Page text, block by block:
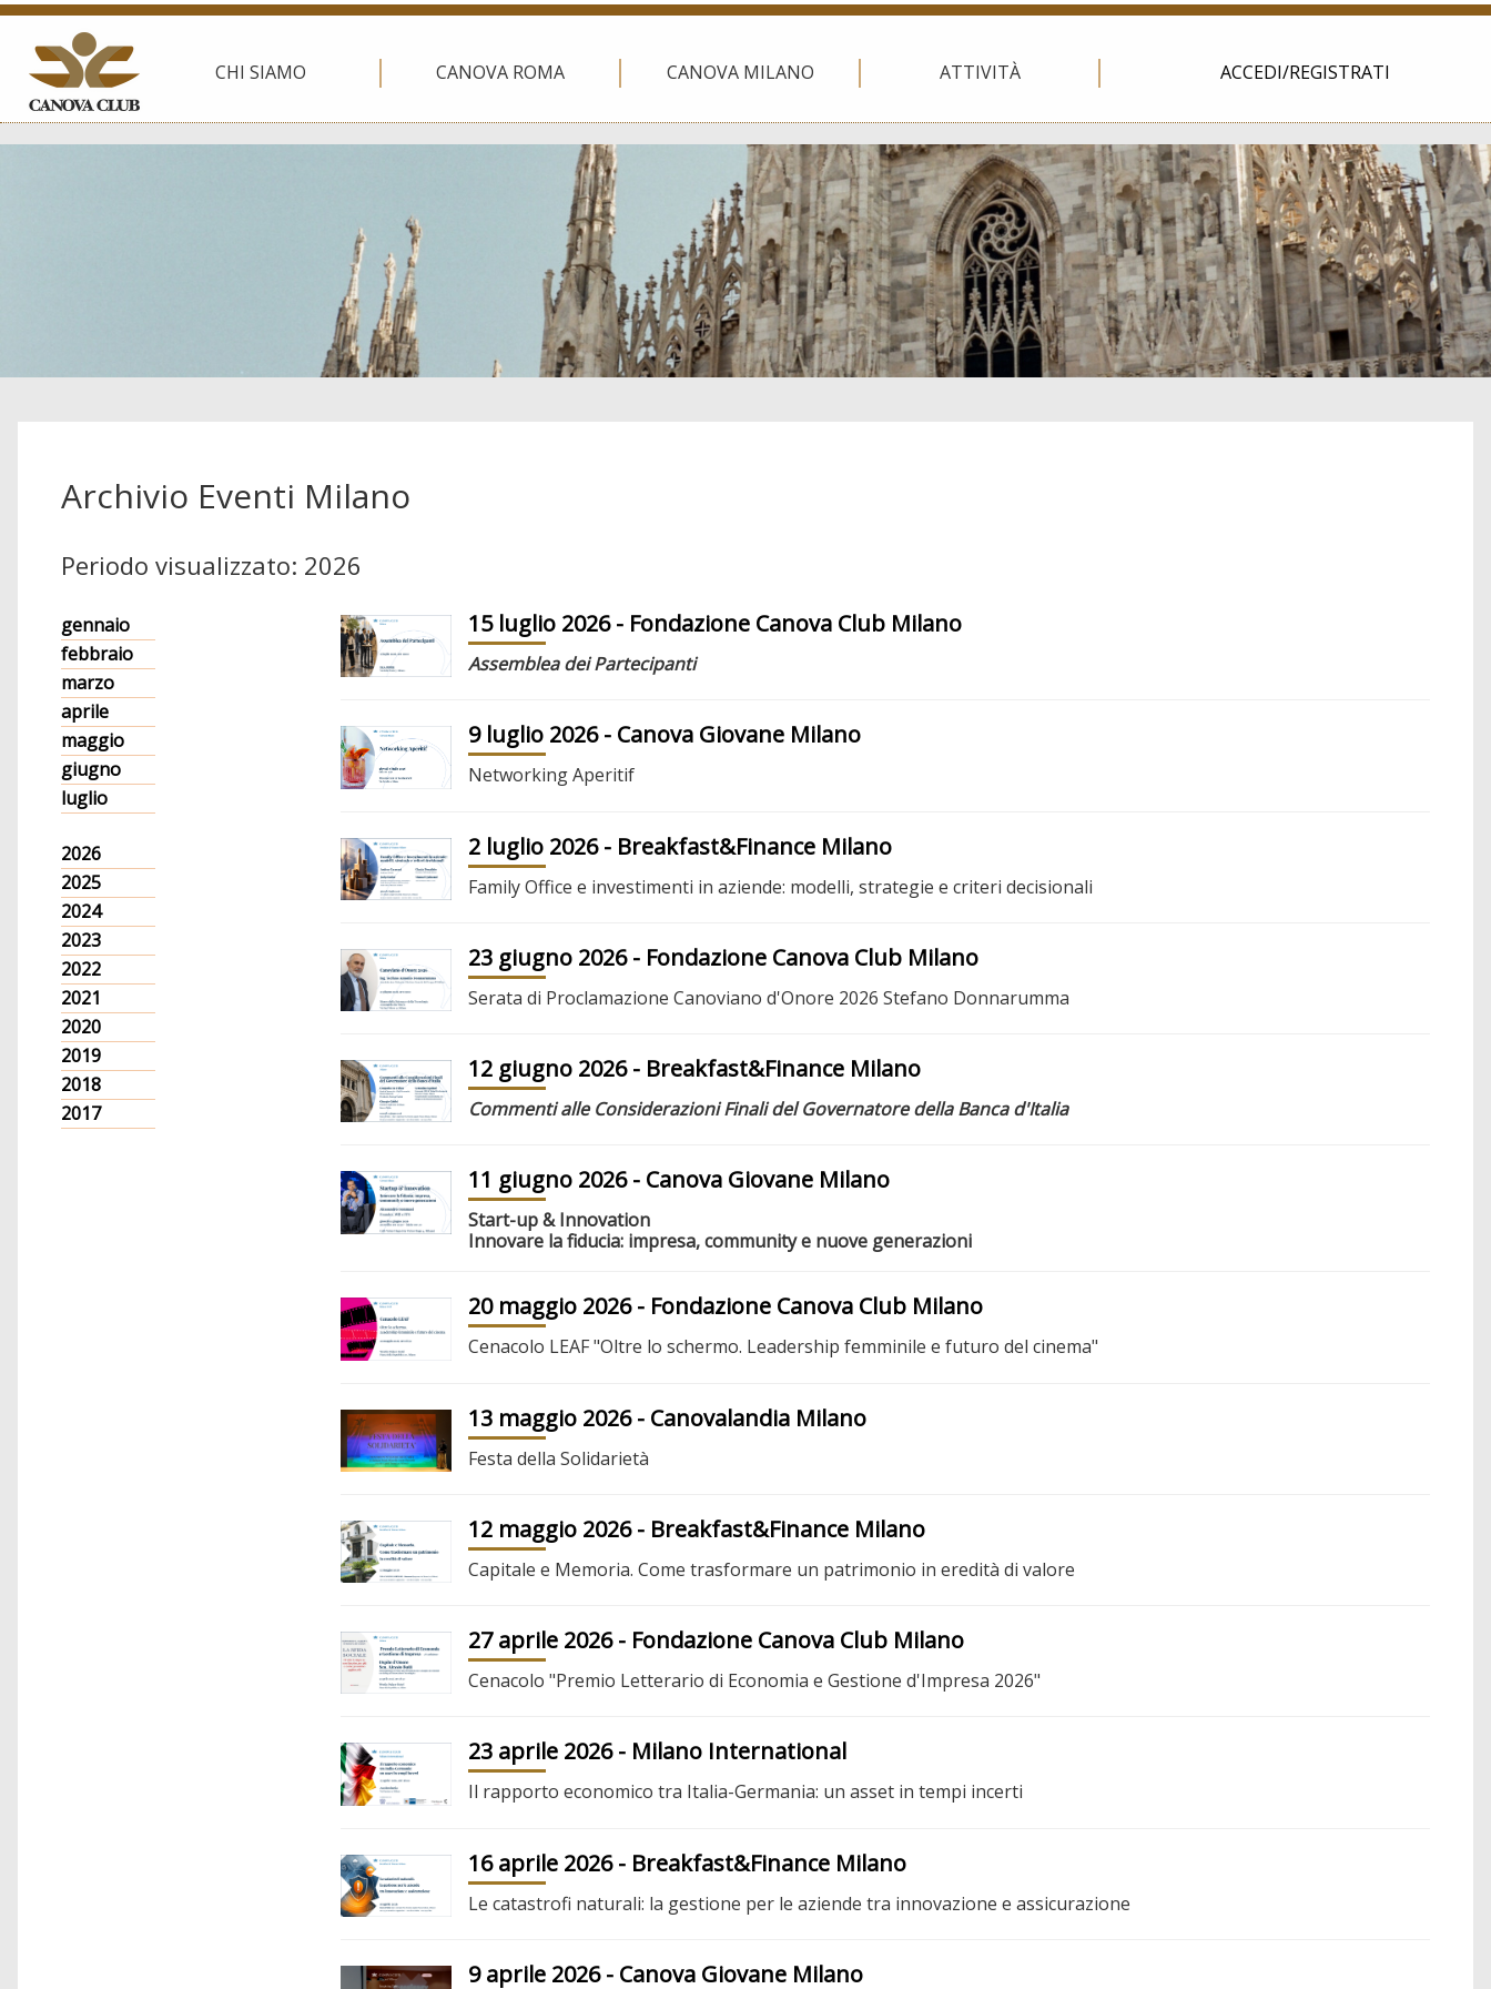
CHI SIAMO CANOVA ROMA CANOVA MILANO ATTIVITÀ ACCEDI/REGISTRATI
Archivio Eventi Milano
Periodo visualizzato: 2026
gennaio
febbraio
marzo
aprile
maggio
giugno
luglio
2026
2025
2024
2023
2022
2021
2020
2019
2018
2017
15 luglio 2026- Fondazione Canova Club Milano
Assemblea dei Partecipanti
9 luglio 2026- Canova Giovane Milano
Networking Aperitif
2 luglio 2026- Breakfast&Finance Milano
Family Office e investimenti in aziende: modelli, strategie e criteri decisionali
23 giugno 2026- Fondazione Canova Club Milano
Serata di Proclamazione Canoviano d'Onore 2026 Stefano Donnarumma
12 giugno 2026- Breakfast&Finance Milano
Commenti alle Considerazioni Finali del Governatore della Banca d'Italia
11 giugno 2026- Canova Giovane Milano
Start-up & Innovation
Innovare la fiducia: impresa, community e nuove generazioni
20 maggio 2026- Fondazione Canova Club Milano
Cenacolo LEAF "Oltre lo schermo. Leadership femminile e futuro del cinema"
13 maggio 2026- Canovalandia Milano
Festa della Solidarietà
12 maggio 2026- Breakfast&Finance Milano
Capitale e Memoria. Come trasformare un patrimonio in eredità di valore
27 aprile 2026- Fondazione Canova Club Milano
Cenacolo "Premio Letterario di Economia e Gestione d'Impresa 2026"
23 aprile 2026- Milano International
Il rapporto economico tra Italia-Germania: un asset in tempi incerti
16 aprile 2026- Breakfast&Finance Milano
Le catastrofi naturali: la gestione per le aziende tra innovazione e assicurazione
9 aprile 2026- Canova Giovane Milano